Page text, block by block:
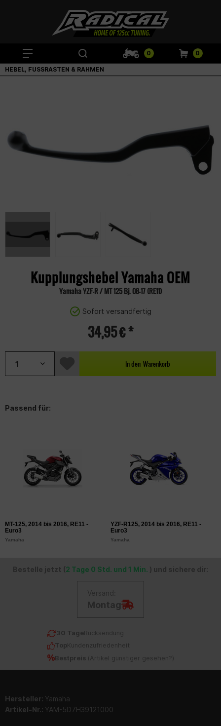
0 0
HEBEL, FUSSRASTEN & RAHMEN
Kupplungshebel Yamaha OEM
Yamaha YZF-R / MT 125 Bj. 08-17 (RE11)
Sofort versandfertig
34,95 € *
In den Warenkorb
Passend für:
MT-125, 2014 bis 2016, RE11 -
Euro3
Yamaha
YZF-R125, 2014 bis 2016, RE11 -
Euro3
Yamaha
Bestelle jetzt ( 2 Tage 0 Std. und 1 Min. ) und sichere dir:
Versand:
Montag
30 TageRücksendung
TopKundenzufriedenheit
Bestpreis ( Artikel günstiger gesehen? )
Hersteller: Yamaha
Artikel-Nr.: YAM-5D7H39121000